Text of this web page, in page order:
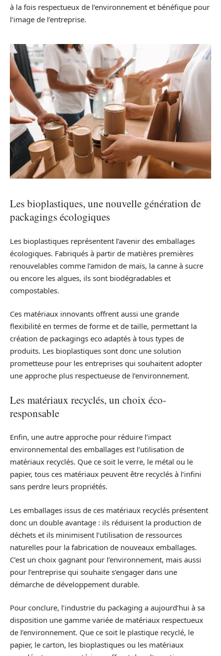
à la fois respectueux de l’environnement et bénéfique pour
l’image de l’entreprise.
Les bioplastiques, une nouvelle génération de
packagings écologiques
Les bioplastiques représentent l’avenir des emballages
écologiques. Fabriqués à partir de matières premières
renouvelables comme l’amidon de maïs, la canne à sucre
ou encore les algues, ils sont biodégradables et
compostables.
Ces matériaux innovants offrent aussi une grande
flexibilité en termes de forme et de taille, permettant la
création de packagings eco adaptés à tous types de
produits. Les bioplastiques sont donc une solution
prometteuse pour les entreprises qui souhaitent adopter
une approche plus respectueuse de l’environnement.
Les matériaux recyclés, un choix éco-
responsable
Enfin, une autre approche pour réduire l’impact
environnemental des emballages est l’utilisation de
matériaux recyclés. Que ce soit le verre, le métal ou le
papier, tous ces matériaux peuvent être recyclés à l’infini
sans perdre leurs propriétés.
Les emballages issus de ces matériaux recyclés présentent
donc un double avantage : ils réduisent la production de
déchets et ils minimisent l’utilisation de ressources
naturelles pour la fabrication de nouveaux emballages.
C’est un choix gagnant pour l’environnement, mais aussi
pour l’entreprise qui souhaite s’engager dans une
démarche de développement durable.
Pour conclure, l’industrie du packaging a aujourd’hui à sa
disposition une gamme variée de matériaux respectueux
de l’environnement. Que ce soit le plastique recyclé, le
papier, le carton, les bioplastiques ou les matériaux